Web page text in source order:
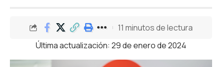
Última actualización: 29 de enero de 2024
11 minutos de lectura